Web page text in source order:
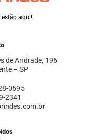
estão aqui!
de Andrade, 196
– SP
0695
2341